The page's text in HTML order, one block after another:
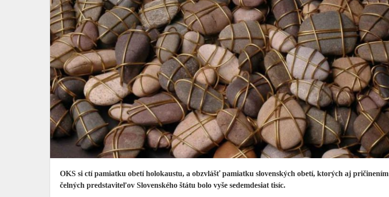
OKS si ctí pamiatku obetí holokaustu, a obzvlášť pamiatku slovenských obetí, ktorých aj pričinením
čelných predstaviteľov Slovenského štátu bolo vyše sedemdesiat tisíc.